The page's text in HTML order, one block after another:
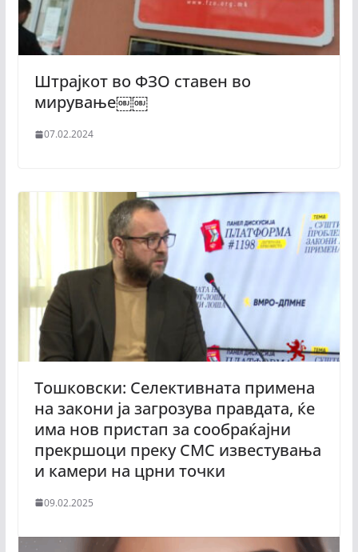
Штрајкот во ФЗО ставен во
мирување￼￼
07.02.2024
Тошковски: Селективната примена
на закони ја загрозува правдата, ќе
има нов пристап за сообраќајни
прекршоци преку СМС известувања
и камери на црни точки
09.02.2025